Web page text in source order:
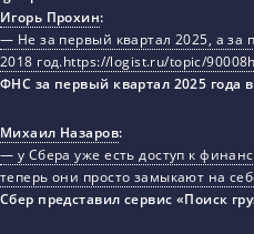
Игорь Прохин:
— Не за первый квартал 2025, а за
2018 год.https://logist.ru/topic/
ФНС за первый квартал 2025 года
Михаил Назаров:
— у Сбера уже есть доступ к
теперь они просто замыкают на
Сбер представил сервис «Поиск